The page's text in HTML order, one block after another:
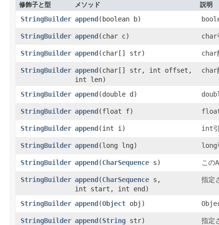
修飾子と型 メソッド 説明
StringBuilder append​(boolean b)
StringBuilder append​(char c) char
StringBuilder append​(char[] str) char
StringBuilder append​(char[] str, int offset,
int len)
char
StringBuilder append​(double d)
StringBuilder append​(float f)
StringBuilder append​(int i) int
StringBuilder append​(long lng) long
StringBuilder append​(CharSequence s) この
StringBuilder append​(CharSequence s,
int start, int end)
指定
StringBuilder append​(Object obj)
StringBuilder append​(String str) 指定